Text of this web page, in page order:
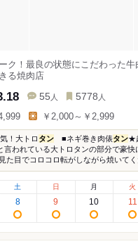
ク！最良の状態にこだわった
る焼肉店
55 人 5778 人
￥2,000～￥2,999
！大トロ タン ■ネギ巻き肉俵タン★
言われている大トロタンの部分で豪快
た目でコロコロ転がしながら焼いてく
土
8
日
9
月
10
火
11